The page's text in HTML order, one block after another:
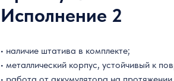
Исполнение 2
• наличие штатива в комплекте;
• металлический корпус, устойчивый к